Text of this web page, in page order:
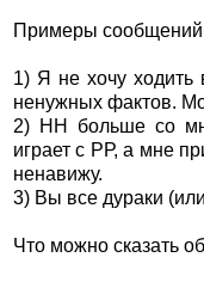
Примеры
1) Я не хочу ходить
ненужных фактов.
2) НН больше со
играет с РР, а мне
ненавижу.
3) Вы все дураки
Что можно сказать